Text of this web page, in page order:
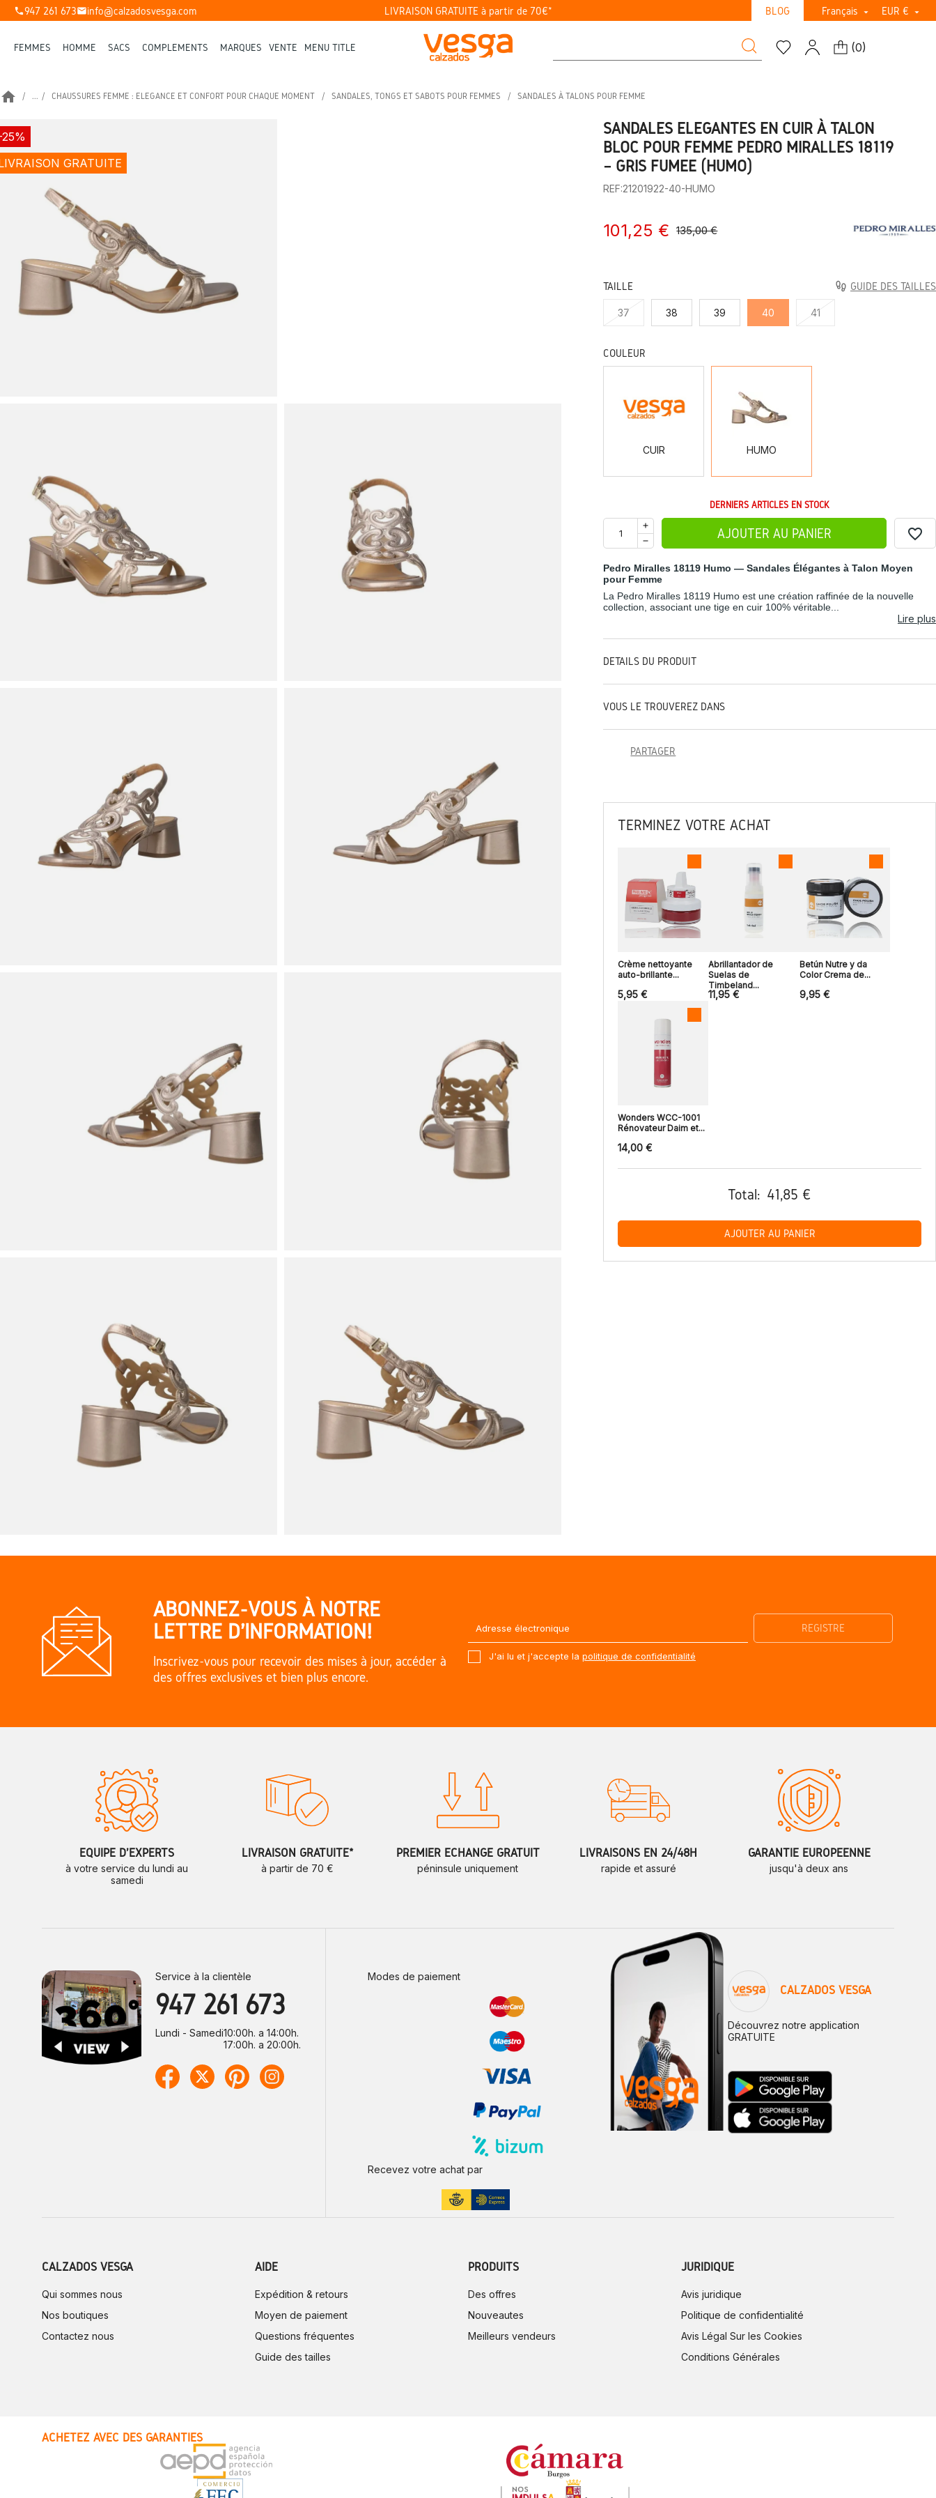
phone947 261 673mailinfo@calzadosvesga.com LIVRAISON GRATUITE à partir de 70€* BLOG Français  EUR € 
FEMMES HOMME SACS COMPLÉMENTS MARQUES VENTE MENU TITLE (0)
home ... CHAUSSURES FEMME : ÉLÉGANCE ET CONFORT POUR CHAQUE MOMENT SANDALES, TONGS ET SABOTS POUR FEMMES SANDALES À TALONS POUR FEMME
GRATUITE
SANDALES ÉLÉGANTES EN CUIR À TALON
BLOC POUR FEMME PEDRO MIRALLES 18119
– GRIS FUMÉE (HUMO)
REF:21201922-40-HUMO
101,25 € 135,00 €
TAILLE GUIDE DES TAILLES
37 38 39 40 41
COULEUR
CUIR HUMO
DERNIERS ARTICLES EN STOCK
AJOUTER AU PANIER favorite_border
Pedro Miralles 18119 Humo — Sandales Élégantes à Talon Moyen
pour Femme
La Pedro Miralles 18119 Humo est une création raffinée de la nouvelle
collection, associant une tige en cuir 100% véritable...
Lire plus
DÉTAILS DU PRODUIT
VOUS LE TROUVEREZ DANS
PARTAGER
TERMINEZ VOTRE ACHAT
Crème nettoyante
auto-brillante...
5,95 €
Abrillantador de
Suelas de
Timbeland...
11,95 €
Betún Nutre y da
Color Crema de...
9,95 €
Wonders WCC-1001
Rénovateur Daim et...
14,00 €
Total: 41,85 €
AJOUTER AU PANIER
ABONNEZ-VOUS À NOTRE
LETTRE D'INFORMATION!
Inscrivez-vous pour recevoir des mises à jour, accéder à
des offres exclusives et bien plus encore.
J'ai lu et j'accepte la politique de confidentialité
ÉQUIPE D'EXPERTS
à votre service du lundi au
samedi
LIVRAISON GRATUITE*
à partir de 70 €
PREMIER ÉCHANGE GRATUIT
péninsule uniquement
LIVRAISONS EN 24/48H
rapide et assuré
GARANTIE EUROPÉENNE
jusqu'à deux ans
Service à la clientèle
947 261 673
Lundi - Samedi10:00h. a 14:00h.
17:00h. a 20:00h.
Modes de paiement
Recevez votre achat par
CALZADOS VESGA
Découvrez notre application
GRATUITE
CALZADOS VESGA
Qui sommes nous
Nos boutiques
Contactez nous
AIDE
Expédition & retours
Moyen de paiement
Questions fréquentes
Guide des tailles
PRODUITS
Des offres
Nouveautes
Meilleurs vendeurs
JURIDIQUE
Avis juridique
Politique de confidentialité
Avis Légal Sur les Cookies
Conditions Générales
ACHETEZ AVEC DES GARANTIES